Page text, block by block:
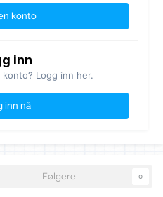
konto
inn
Logg inn her.
inn nå
Følgere 0